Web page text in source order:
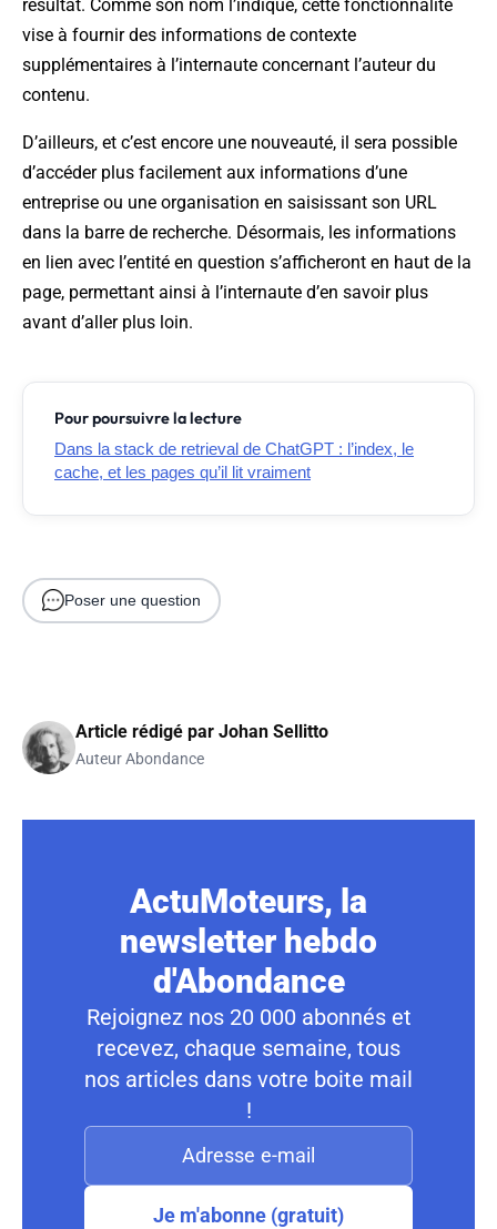
résultat. Comme son nom l’indique, cette fonctionnalité
vise à fournir des informations de contexte
supplémentaires à l’internaute concernant l’auteur du
contenu.
D’ailleurs, et c’est encore une nouveauté, il sera possible
d’accéder plus facilement aux informations d’une
entreprise ou une organisation en saisissant son URL
dans la barre de recherche. Désormais, les informations
en lien avec l’entité en question s’afficheront en haut de la
page, permettant ainsi à l’internaute d’en savoir plus
avant d’aller plus loin.
Pour poursuivre la lecture
Dans la stack de retrieval de ChatGPT : l’index, le
cache, et les pages qu’il lit vraiment
Poser une question
Article rédigé par Johan Sellitto
Auteur Abondance
ActuMoteurs, la
newsletter hebdo
d'Abondance
Rejoignez nos 20 000 abonnés et
recevez, chaque semaine, tous
nos articles dans votre boite mail
!
Je m'abonne (gratuit)